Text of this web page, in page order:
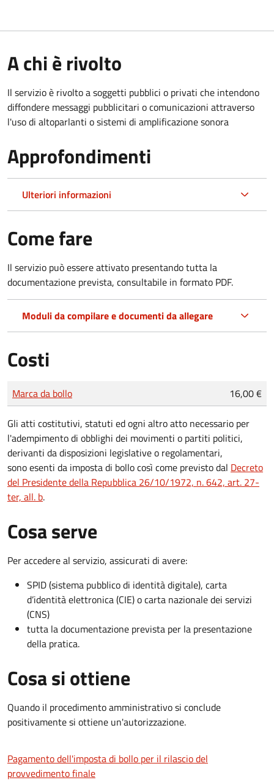
A chi è rivolto
Il servizio è rivolto a soggetti pubblici o privati che intendono
diffondere messaggi pubblicitari o comunicazioni attraverso
l'uso di altoparlanti o sistemi di amplificazione sonora
Approfondimenti
Ulteriori informazioni
Come fare
Il servizio può essere attivato presentando tutta la
documentazione prevista, consultabile in formato PDF.
Moduli da compilare e documenti da allegare
Costi
Tipo di pagamento
Importo
Marca da bollo 16,00 €
Gli atti costitutivi, statuti ed ogni altro atto necessario per
l'adempimento di obblighi dei movimenti o partiti politici,
derivanti da disposizioni legislative o regolamentari,
sonoesenti da imposta di bollocosì come previsto dal Decreto
del Presidente della Repubblica 26/10/1972, n. 642, art. 27-
ter, all. b.
Cosa serve
Per accedere al servizio, assicurati di avere:
SPID (sistema pubblico di identità digitale), carta
d’identità elettronica (CIE) o carta nazionale dei servizi
(CNS)
tutta la documentazione prevista per la presentazione
della pratica.
Cosa si ottiene
Quando il procedimento amministrativo si conclude
positivamente si ottiene un'autorizzazione.
Pagamento dell'imposta di bollo per il rilascio del
provvedimento finale